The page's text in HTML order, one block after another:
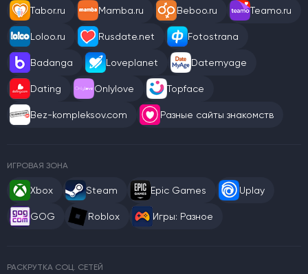
Tabor.ru Mamba.ru Beboo.ru Teamo.ru
Loloo.ru Rusdate.net Fotostrana
Badanga Loveplanet Datemyage
Dating Onlylove Topface
Bez-kompleksov.com Разные сайты знакомств
ИГРОВАЯ ЗОНА
Xbox Steam Epic Games Uplay
GOG Roblox Игры: Разное
РАСКРУТКА СОЦ. СЕТЕЙ